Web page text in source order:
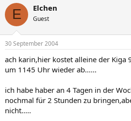
E Elchen
Guest
30 September 2004
ach karin,hier kostet alleine der Kiga
um 1145 Uhr wieder ab......
ich habe haber an 4 Tagen in der
nochmal für 2 Stunden zu
nicht.....